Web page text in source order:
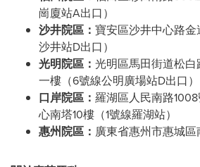
崗廈站A出口）
沙井院區： 寶安區沙井中心路金
沙井站D出口）
光明院區： 光明區馬田街道松
一樓（6號線公明廣場站D出口）
口岸院區： 羅湖區人民南路
心南塔10樓（1號線羅湖站）
惠州院區： 廣東省惠州市惠城區